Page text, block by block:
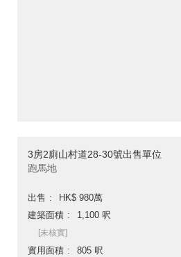
3房2廁山村道28-30號出售單位
跑馬地
出售
HK$ 980萬
建築面積
1,100 呎
[未核實]
實用面積 805 呎